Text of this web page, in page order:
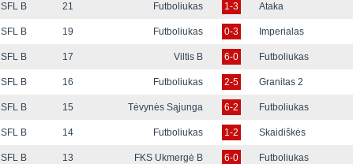
SFL B 21 Futboliukas 1-3 Ataka
SFL B 19 Futboliukas 0-3 Imperialas
SFL B 17 Viltis B 6-0 Futboliukas
SFL B 16 Futboliukas 2-5 Granitas 2
SFL B 15 Tėvynės Sąjunga 6-2 Futboliukas
SFL B 14 Futboliukas 1-2 Skaidiškės
SFL B 13 FKS Ukmergė B 6-0 Futboliukas